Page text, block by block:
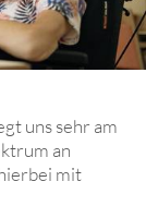
uns sehr am
an
mit